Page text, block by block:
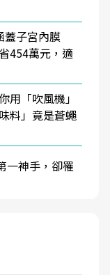
蓋子宮內膜
454萬元，適
用「吹風機」
料」竟是蒼蠅
一神手，卻罹